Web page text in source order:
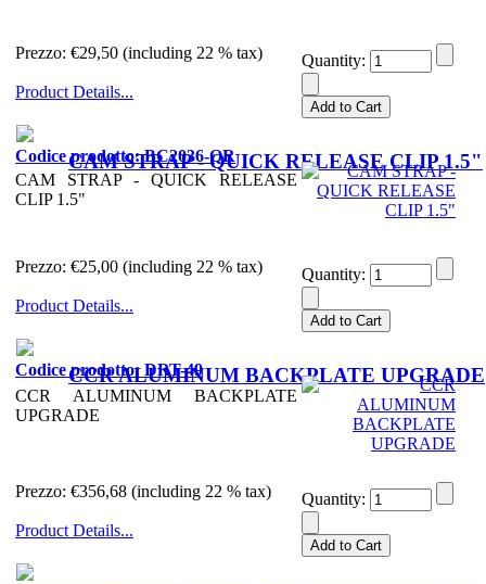
Prezzo: €29,50 (including 22 % tax)
Product Details...
Quantity:
CAM STRAP - QUICK RELEASE CLIP 1.5"
Codice prodotto: BC2036-QR
CAM STRAP - QUICK RELEASE
CLIP 1.5"
Prezzo: €25,00 (including 22 % tax)
Product Details...
Quantity:
CCR ALUMINUM BACKPLATE UPGRADE
Codice prodotto: DRT-49
CCR ALUMINUM BACKPLATE
UPGRADE
Prezzo: €356,68 (including 22 % tax)
Product Details...
Quantity: